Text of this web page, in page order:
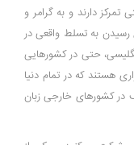
دارند و به گرامر و
رسیدن به تسلط واقعی در
حتی در کشورهایی
هستند که در تمام دنیا
در کشورهای خارجی زبان